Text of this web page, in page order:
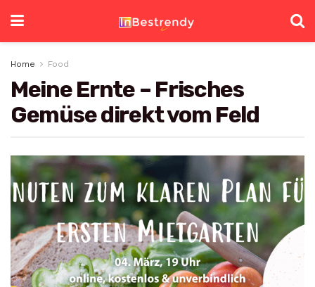
Home Food
Meine Ernte – Frisches
Gemüse direkt vom Feld